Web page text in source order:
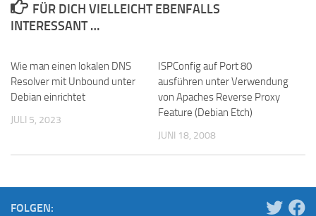
FÜR DICH VIELLEICHT EBENFALLS
INTERESSANT …
Wie man einen lokalen DNS
Resolver mit Unbound unter
Debian einrichtet
JULI 5, 2023
ISPConfig auf Port 80
ausführen unter Verwendung
von Apaches Reverse Proxy
Feature (Debian Etch)
JUNI 18, 2008
FOLGEN: